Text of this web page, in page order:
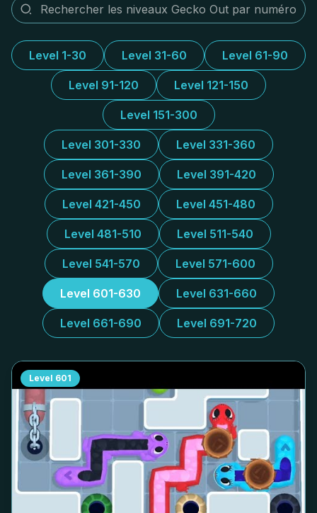
Level 1-30 Level 31-60 Level 61-90
Level 91-120 Level 121-150
Level 151-300
Level 301-330 Level 331-360
Level 361-390 Level 391-420
Level 421-450 Level 451-480
Level 481-510 Level 511-540
Level 541-570 Level 571-600
Level 601-630 Level 631-660
Level 661-690 Level 691-720
Level 601